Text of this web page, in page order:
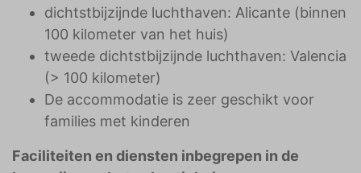
dichtstbijzijnde luchthaven: Alicante (binnen
100 kilometer van het huis)
tweede dichtstbijzijnde luchthaven: Valencia
(> 100 kilometer)
De accommodatie is zeer geschikt voor
families met kinderen
Faciliteiten en diensten inbegrepen in de